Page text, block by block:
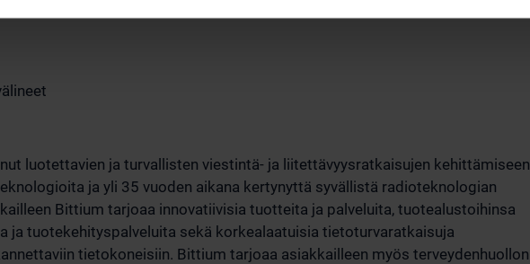
luotettavien ja turvallisten viestintä- ja liitettävyysratkaisujen kehittämiseen
ja yli 35 vuoden aikana kertynyttä syvällistä radioteknologian
Bittium tarjoaa innovatiivisia tuotteita ja palveluita, tuotealustoihinsa
ja tuotekehityspalveluita sekä korkealaatuisia tietoturvaratkaisuja
tietokoneisiin. Bittium tarjoaa asiakkailleen myös terveydenhuollon